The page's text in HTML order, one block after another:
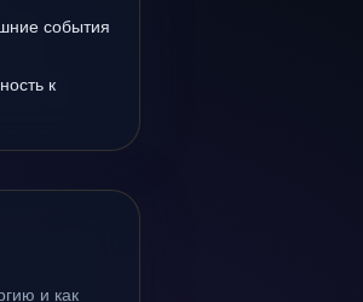
события
к
и как